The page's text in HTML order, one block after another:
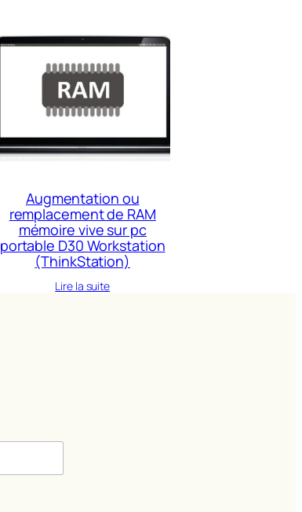
Augmentation ou
remplacement de RAM
mémoire vive sur pc
portable D30 Workstation
(ThinkStation)
Lire la suite